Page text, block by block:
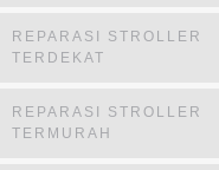
REPARASI STROLLER
TERDEKAT
REPARASI STROLLER
TERMURAH